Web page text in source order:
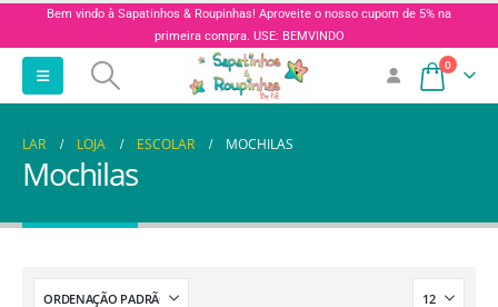
Bem vindo à Sapatinhos & Roupinhas! Aproveite o nosso cupom de 5% na
primeira compra. USE: BEMVINDO
0
LAR LOJA ESCOLAR MOCHILAS
Mochilas